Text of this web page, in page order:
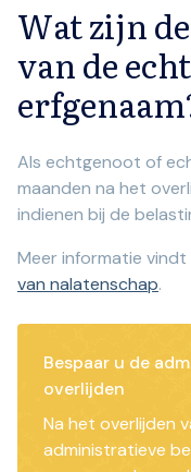
Wat zijn
van de
Als echtgenoot of
maanden na het
indienen bij de
Meer informatie vindt
van nalatenschap.
Bespaar u de
overlijden
Na het overlijden
administratieve